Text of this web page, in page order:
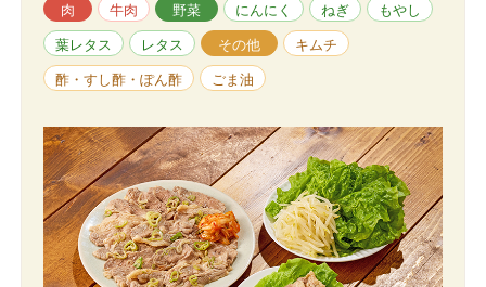
肉 牛肉 野菜 にんにく ねぎ もやし
葉レタス レタス その他 キムチ
酢・すし酢・ぽん酢 ごま油